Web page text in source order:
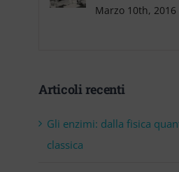
Marzo 10th, 2016
Articoli recenti
Gli enzimi: dalla fisica
classica